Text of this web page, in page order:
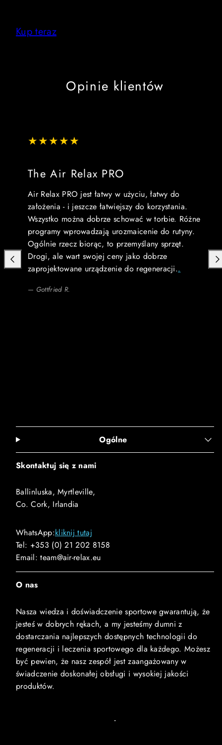
Kup teraz
Opinie klientów
The Air Relax PRO
Air Relax PRO jest łatwy w użyciu, łatwy do
założenia - i jeszcze łatwiejszy do korzystania.
Wszystko można dobrze schować w torbie. Różne
programy wprowadzają urozmaicenie do rutyny.
Ogólnie rzecz biorąc, to przemyślany sprzęt.
Drogi, ale wart swojej ceny jako dobrze
zaprojektowane urządzenie do regeneracji..
— Gottfried R.
Poprzedni
Ogólne
Skontaktuj się z nami
Ballinluska, Myrtleville,
Co. Cork, Irlandia
WhatsApp:kliknij tutaj
Tel: +353 (0) 21 202 8158
Email: team@air-relax.eu
O nas
Nasza wiedza i doświadczenie sportowe gwarantują, że
jesteś w dobrych rękach, a my jesteśmy dumni z
dostarczania najlepszych dostępnych technologii do
regeneracji i leczenia sportowego dla każdego. Możesz
być pewien, że nasz zespół jest zaangażowany w
świadczenie doskonałej obsługi i wysokiej jakości
produktów.